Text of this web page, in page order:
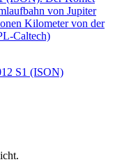
S1 (ISON)